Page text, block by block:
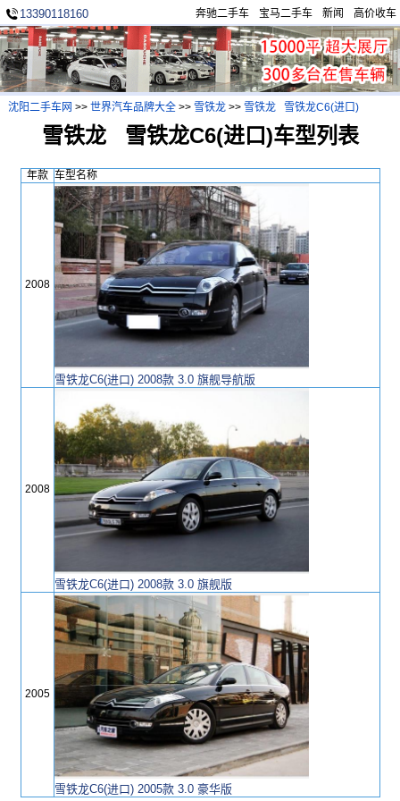
13390118160 高价收车
新闻
宝马二手车
奔驰二手车
沈阳二手车网 >> 世界汽车品牌大全>> 雪铁龙>> 雪铁龙 雪铁龙C6(进口)
雪铁龙 雪铁龙C6(进口)车型列表
年款 车型名称
2008
雪铁龙C6(进口) 2008款 3.0 旗舰导航版
2008
雪铁龙C6(进口) 2008款 3.0 旗舰版
2005
雪铁龙C6(进口) 2005款 3.0 豪华版